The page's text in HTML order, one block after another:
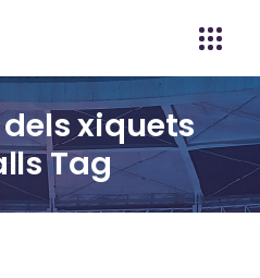
xiquets
Tag